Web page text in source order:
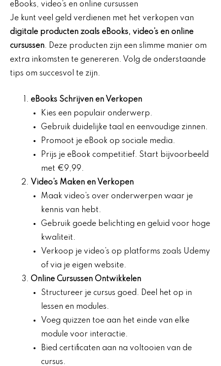
eBooks, video’s en online cursussen
Je kunt veel geld verdienen met het verkopen van
digitale producten zoals eBooks, video’s en online
cursussen. Deze producten zijn een slimme manier om
extra inkomsten te genereren. Volg de onderstaande
tips om succesvol te zijn.
eBooks Schrijven en Verkopen
Kies een populair onderwerp.
Gebruik duidelijke taal en eenvoudige zinnen.
Promoot je eBook op sociale media.
Prijs je eBook competitief. Start bijvoorbeeld
met €9,99.
Video’s Maken en Verkopen
Maak video’s over onderwerpen waar je
kennis van hebt.
Gebruik goede belichting en geluid voor hoge
kwaliteit.
Verkoop je video’s op platforms zoals Udemy
of via je eigen website.
Online Cursussen Ontwikkelen
Structureer je cursus goed. Deel het op in
lessen en modules.
Voeg quizzen toe aan het einde van elke
module voor interactie.
Bied certificaten aan na voltooien van de
cursus.